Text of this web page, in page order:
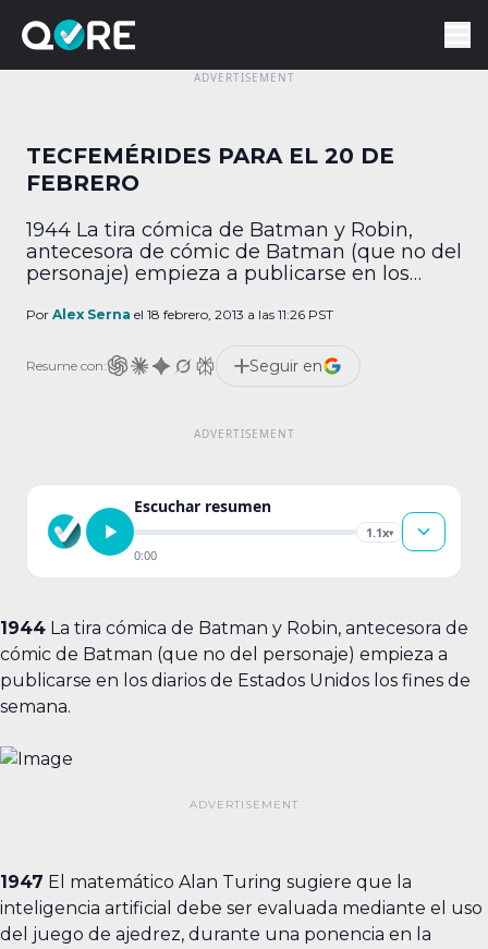
TECFEMÉRIDES PARA EL 20 DE
FEBRERO
1944 La tira cómica de Batman y Robin,
antecesora de cómic de Batman (que no del
personaje) empieza a publicarse en los
semana. 1947 El matemático Alan Turing
evaluada mediante el uso del juego de
ajedrez, durante una ponencia en la […]
Por Alex Serna el 18 febrero, 2013 a las 11:26 PST
Resume con: Seguir en
Escuchar resumen
1.1x▾
0:00
1944 La tira cómica de Batman y Robin, antecesora de
cómic de Batman (que no del personaje) empieza a
publicarse en los diarios de Estados Unidos los fines de
semana.
1947 El matemático Alan Turing sugiere que la
inteligencia artificial debe ser evaluada mediante el uso
del juego de ajedrez, durante una ponencia en la